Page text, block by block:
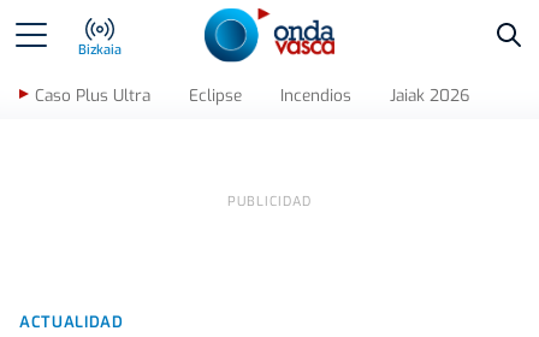
Bizkaia
Caso Plus Ultra Eclipse Incendios Jaiak 2026
ACTUALIDAD